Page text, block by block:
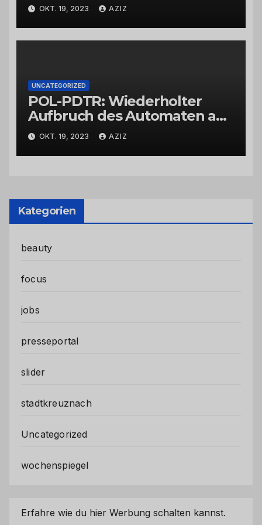
OKT. 19, 2023 AZIZ
UNCATEGORIZED
POL-PDTR: Wiederholter
Aufbruch des Automaten am
Wohnmobilstellplatz in
Hermeskeil am Labachweg
OKT. 19, 2023 AZIZ
Kategorien
beauty
focus
jobs
presseportal
slider
stadtkreuznach
Uncategorized
wochenspiegel
Erfahre wie du hier Werbung schalten kannst.